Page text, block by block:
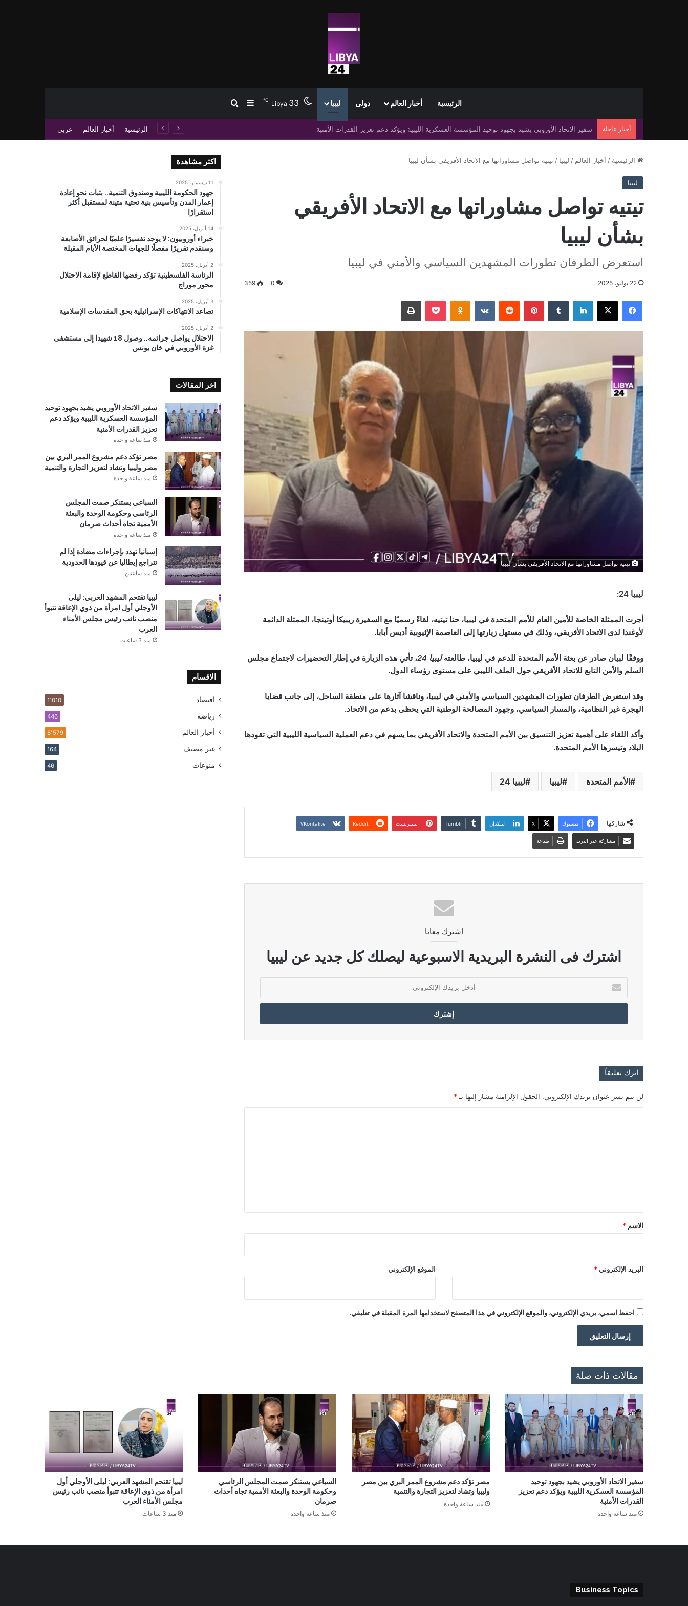
الرئيسية أخبار العالم دولى ليبيا Libya 33
℃ إضافة عمود جانبي
بحث عن
أخبار عاجلة مصر تؤكد دعم مشروع الممر البري بين مصر وليبيا وتشاد لتعزيز التجارة والتنمية الرئيسية أخبار العالم عربى
الرئيسية / أخبار العالم / ليبيا / تيتيه تواصل مشاوراتها مع الاتحاد الأفريقي بشأن ليبيا
ليبيا
تيتيه تواصل مشاوراتها مع الاتحاد الأفريقي
بشأن ليبيا
استعرض الطرفان تطورات المشهدين السياسي والأمني في ليبيا
22 يوليو، 2025 0
359
فيسبوك ‫X لينكدإن بينتيريست Odnoklassniki
‫Pocket طباعة
تيتيه تواصل مشاوراتها مع الاتحاد الأفريقي بشأن ليبيا
ليبيا 24:
أجرت الممثلة الخاصة للأمين العام للأمم المتحدة في ليبيا، حناتيتيه، لقاءً رسميًا مع السفيرة ريبيكا أوتينجا، الممثلة الدائمة
لأوغندا لدى الاتحاد الأفريقي، وذلك في مستهل زيارتها إلى العاصمة الإثيوبية أديس أبابا.
ووفقًا لبيان صادر عن بعثة الأمم المتحدة للدعم في ليبيا، طالعتهليبيا 24 ، تأتي هذه الزيارة في إطار التحضيرات لاجتماع مجلس
السلم والأمن التابع للاتحاد الأفريقي حول الملف الليبي على مستوى رؤساء الدول.
وقد استعرض الطرفان تطورات المشهدين السياسي والأمني في ليبيا، وناقشا آثارها على منطقة الساحل، إلى جانب قضايا
الهجرة غير النظامية، والمسار السياسي، وجهود المصالحة الوطنية التي يحظى بدعم من الاتحاد.
وأكد اللقاء على أهمية تعزيز التنسيق بين الأمم المتحدة والاتحاد الأفريقي بما يسهم في دعم العملية السياسية الليبية التي تقودها
البلاد وتيسرها الأمم المتحدة.
الأمم المتحدة ليبيا ليبيا 24
شاركها فيسبوك ‫X لينكدإن بينتيريست
مشاركة عبر البريد طباعة
اشترك معانا
اشترك فى النشرة البريدية الاسبوعية ليصلك كل جديد عن ليبيا
بريدك
الإلكتروني
اترك تعليقاً
لن يتم نشر عنوان بريدك الإلكتروني. الحقول الإلزامية مشار إليها بـ *
*
الاسم *
البريد الإلكتروني * الموقع الإلكتروني
احفظ اسمي، بريدي الإلكتروني، والموقع الإلكتروني في هذا المتصفح لاستخدامها المرة المقبلة في تعليقي.
اكثر مشاهدة
11 ديسمبر، 2025
جهود الحكومة الليبية وصندوق التنمية.. بثبات نحو إعادة
إعمار المدن وتأسيس بنية تحتية متينة لمستقبل أكثر
استقرارًا
14 أبريل، 2025
خبراء أوروبيون: لا يوجد تفسيرًا علميًا لحرائق الأصابعة
وسنقدم تقريرًا مفصلًا للجهات المختصة الأيام المقبلة
2 أبريل، 2025
الرئاسة الفلسطينية تؤكد رفضها القاطع لإقامة الاحتلال
محور موراج
3 أبريل، 2025
تصاعد الانتهاكات الإسرائيلية بحق المقدسات الإسلامية
2 أبريل، 2025
الاحتلال يواصل جرائمه.. وصول 18 شهيدا إلى مستشفى
غزة الأوروبي في خان يونس
اخر المقالات
سفير الاتحاد الأوروبي يشيد بجهود توحيد
المؤسسة العسكرية الليبية ويؤكد دعم
تعزيز القدرات الأمنية
منذ ساعة واحدة
مصر تؤكد دعم مشروع الممر البري بين
مصر وليبيا وتشاد لتعزيز التجارة والتنمية
منذ ساعة واحدة
السباعي يستنكر صمت المجلس
الرئاسي وحكومة الوحدة والبعثة
الأممية تجاه أحداث صرمان
منذ ساعة واحدة
إسبانيا تهدد بإجراءات مضادة إذا لم
تتراجع إيطاليا عن قيودها الحدودية
منذ ساعتين
ليبيا تقتحم المشهد العربي: ليلى
الأوجلي أول امرأة من ذوي الإعاقة تتبوأ
منصب نائب رئيس مجلس الأمناء
العرب
منذ 3 ساعات
الاقسام
اقتصاد 1٬010
رياضة 446
أخبار العالم 8٬579
غير مصنف 164
منوعات 46
مقالات ذات صلة
سفير الاتحاد الأوروبي يشيد بجهود توحيد
المؤسسة العسكرية الليبية ويؤكد دعم تعزيز
القدرات الأمنية
منذ ساعة واحدة
مصر تؤكد دعم مشروع الممر البري بين مصر
وليبيا وتشاد لتعزيز التجارة والتنمية
منذ ساعة واحدة
السباعي يستنكر صمت المجلس الرئاسي
وحكومة الوحدة والبعثة الأممية تجاه أحداث
صرمان
منذ ساعة واحدة
ليبيا تقتحم المشهد العربي: ليلى الأوجلي أول
امرأة من ذوي الإعاقة تتبوأ منصب نائب رئيس
مجلس الأمناء العرب
منذ 3 ساعات
Business Topics